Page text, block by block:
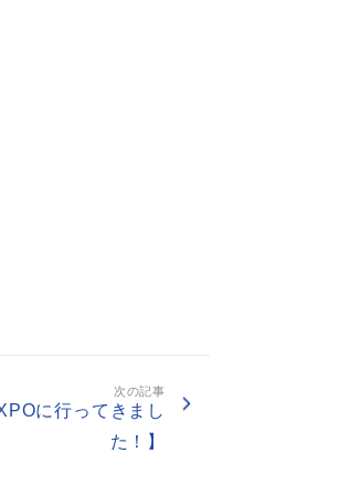
次の記事
に行ってきまし
た！】